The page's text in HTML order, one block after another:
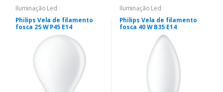
Iluminação Led
Philips Vela de filamento
fosca 25 W P45 E14
Iluminação Led
Philips Vela de filamento
fosca 40 W B35 E14